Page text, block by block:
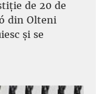
de 20 de
din Olteni
și se